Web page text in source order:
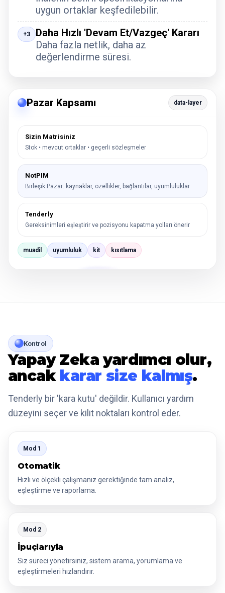
uygun ortaklar keşfedilebilir.
+3
Daha Hızlı 'Devam Et/Vazgeç' Kararı
Daha fazla netlik, daha az
değerlendirme süresi.
Pazar Kapsamı data-layer
Sizin Matrisiniz
Stok • mevcut ortaklar • geçerli sözleşmeler
NotPIM
Birleşik Pazar: kaynaklar, özellikler, bağlantılar, uyumluluklar
Tenderly
Gereksinimleri eşleştirir ve pozisyonu kapatma yolları önerir
muadil uyumluluk kit kısıtlama
Kontrol
Yapay Zeka yardımcı olur,
ancak karar size kalmış.
Tenderly bir 'kara kutu' değildir. Kullanıcı yardım
düzeyini seçer ve kilit noktaları kontrol eder.
Mod 1
Otomatik
Hızlı ve ölçekli çalışmanız gerektiğinde tam analiz,
eşleştirme ve raporlama.
Mod 2
İpuçlarıyla
Siz süreci yönetirsiniz, sistem arama, yorumlama ve
eşleştirmeleri hızlandırır.